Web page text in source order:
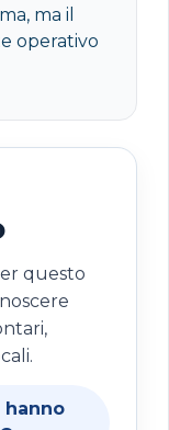
ma il
operativo
questo
hanno